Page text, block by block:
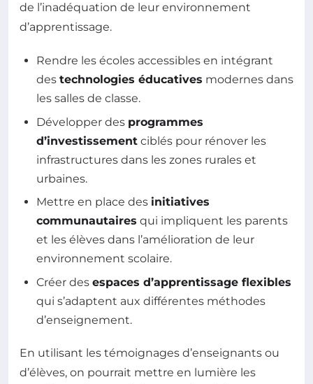
de l’inadéquation de leur environnement
d’apprentissage.
Rendre les écoles accessibles en intégrant
des technologies éducatives modernes dans
les salles de classe.
Développer des programmes
d’investissement ciblés pour rénover les
infrastructures dans les zones rurales et
urbaines.
Mettre en place des initiatives
communautaires qui impliquent les parents
et les élèves dans l’amélioration de leur
environnement scolaire.
Créer des espaces d’apprentissage flexibles
qui s’adaptent aux différentes méthodes
d’enseignement.
En utilisant les témoignages d’enseignants ou
d’élèves, on pourrait mettre en lumière les